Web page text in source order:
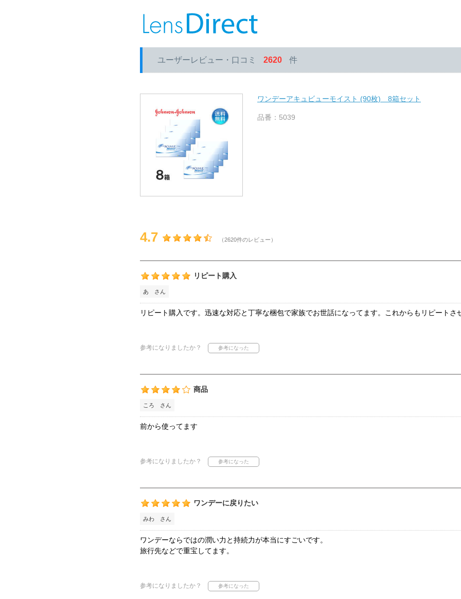
ユーザーレビュー・口コミ 2620 件
ワンデーアキュビューモイスト (90枚) 8箱セット
品番：5039
4.7 （2620件のレビュー）
リピート購入
あ さん
リピート購入です。迅速な対応と丁寧な梱包で家族でお世話になってます。これからもリピートさ
参考になりましたか？
商品
ころ さん
前から使ってます
参考になりましたか？
ワンデーに戻りたい
みわ さん
ワンデーならではの潤い力と持続力が本当にすごいです。
旅行先などで重宝してます。
参考になりましたか？